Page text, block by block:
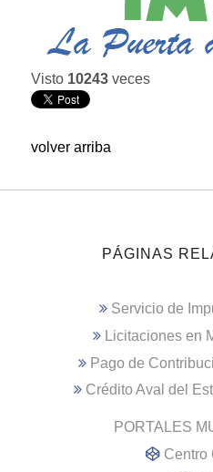
Visto 10243 veces
volver arriba
PÁGINAS
Servicio de
Licitaciones en
Pago de
Crédito Aval del
PORTALES
Centro